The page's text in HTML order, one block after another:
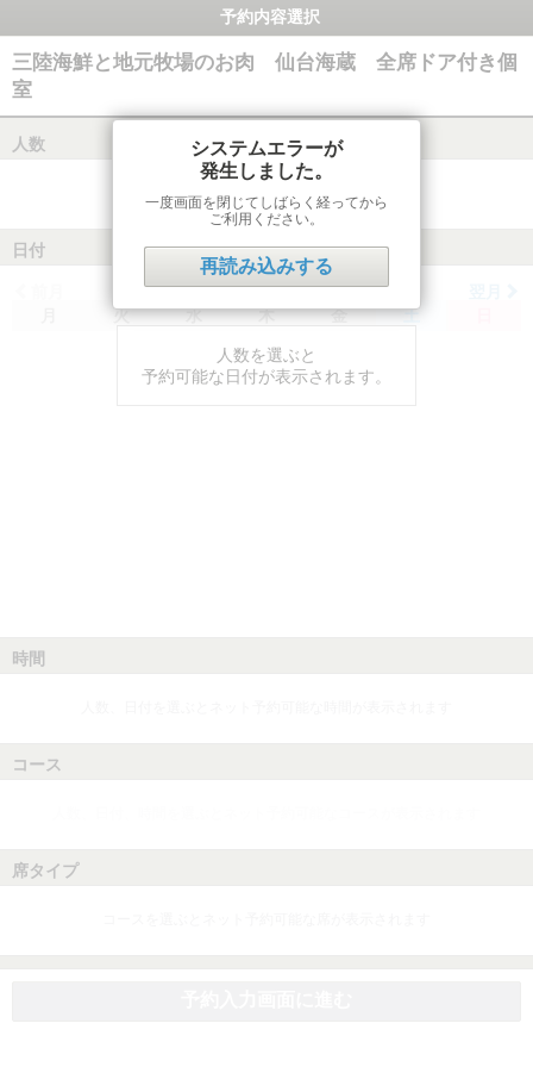
予約内容選択
三陸海鮮と地元牧場のお肉 仙台海蔵 全席ドア付き個
室
人数
日付
火 水 木 金 土
人数を選ぶと
予約可能な日付が表示されます。
時間
コース
席タイプ
システムエラーが
発生しました。
一度画面を閉じてしばらく経ってから
ご利用ください。
再読み込みする